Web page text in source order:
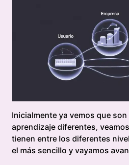
Inicialmente ya vemos que
aprendizaje diferentes,
tienen entre los diferentes
el más sencillo y vayamos